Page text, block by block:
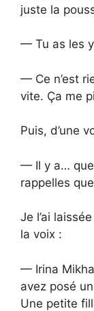
juste la
— Tu as les
— Ce n’est
vite. Ça me
Puis, d’une
— Il y a…
rappelles
Je l’ai
la voix :
— Irina
avez posé
Une petite